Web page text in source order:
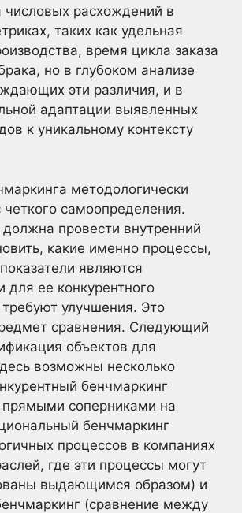
числовых расхождений в
таких как удельная
время цикла заказа
но в глубоком анализе
эти различия, и в
адаптации выявленных
к уникальному контексту
методологически
четкого самоопределения.
провести внутренний
какие именно процессы,
являются
для ее конкурентного
улучшения. Это
сравнения. Следующий
объектов для
возможны несколько
бенчмаркинг
прямыми соперниками на
бенчмаркинг
процессов в компаниях
где эти процессы могут
выдающимся образом) и
(сравнение между